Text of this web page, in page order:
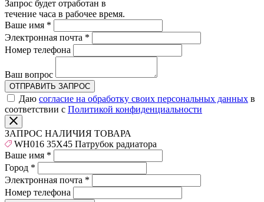
Запрос будет отработан в
течение часа в рабочее время.
Ваше имя *
Электронная почта *
Номер телефона
Ваш вопрос
ОТПРАВИТЬ ЗАПРОС
Даю согласие на обработку своих персональных данных в
соответствии с Политикой конфиденциальности
ЗАПРОС НАЛИЧИЯ ТОВАРА
WH016 35X45 Патрубок радиатора
Ваше имя *
Город *
Электронная почта *
Номер телефона